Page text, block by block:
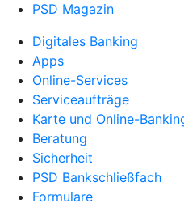
PSD Magazin
Digitales Banking
Apps
Online-Services
Serviceaufträge
Karte und Online-
Beratung
Sicherheit
PSD Bankschließfach
Formulare